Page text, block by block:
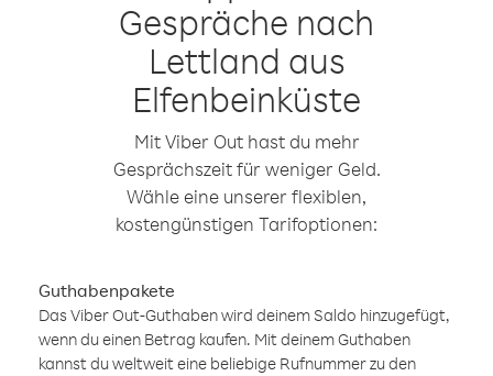
Gespräche nach
Lettland aus
Elfenbeinküste
Mit Viber Out hast du mehr
Gesprächszeit für weniger Geld.
Wähle eine unserer flexiblen,
kostengünstigen Tarifoptionen:
Guthabenpakete
Das Viber Out-Guthaben wird deinem Saldo hinzugefügt,
wenn du einen Betrag kaufen. Mit deinem Guthaben
kannst du weltweit eine beliebige Rufnummer zu den